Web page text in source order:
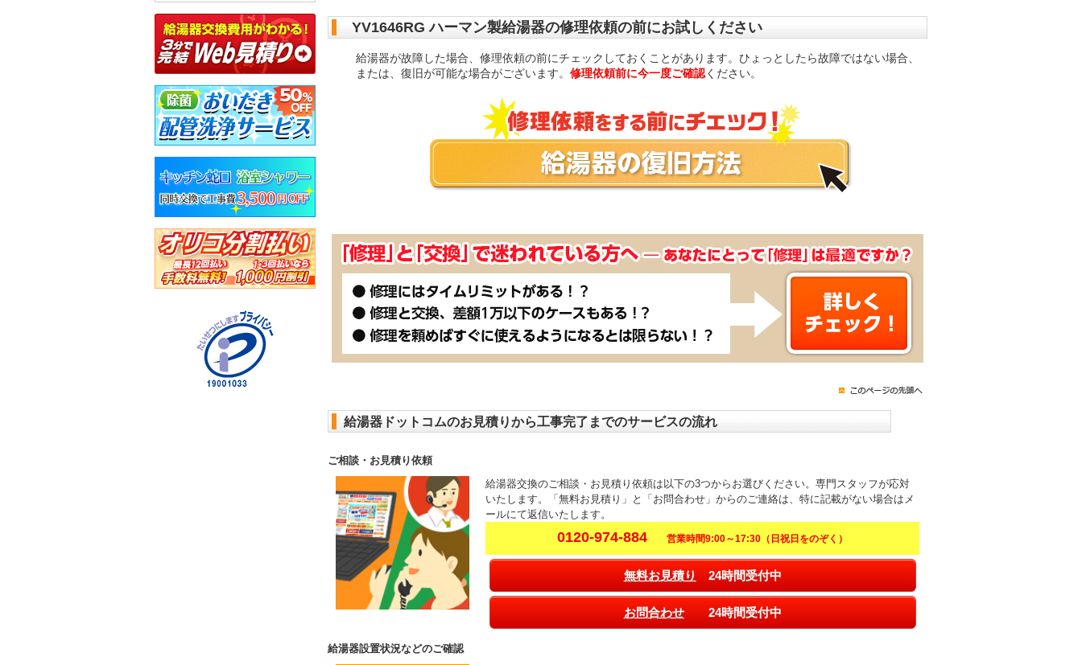
YV1646RG ハーマン製給湯器の修理依頼の前にお試しください
給湯器が故障した場合、修理依頼の前にチェックしておくことがあります。ひょっとしたら故障ではない場合、
または、復旧が可能な場合がございます。 修理依頼前に今一度ご確認ください。
給湯器ドットコムのお見積りから工事完了までのサービスの流れ
ご相談・お見積り依頼
給湯器交換のご相談・お見積り依頼は以下の3つからお選びください。専門スタッフが応対
いたします。「無料お見積り」と「お問合わせ」からのご連絡は、特に記載がない場合はメ
ールにて返信いたします。
0120-974-884 営業時間9:00～17:30（日祝日をのぞく）
無料お見積り 24時間受付中
お問合わせ24時間受付中
給湯器設置状況などのご確認